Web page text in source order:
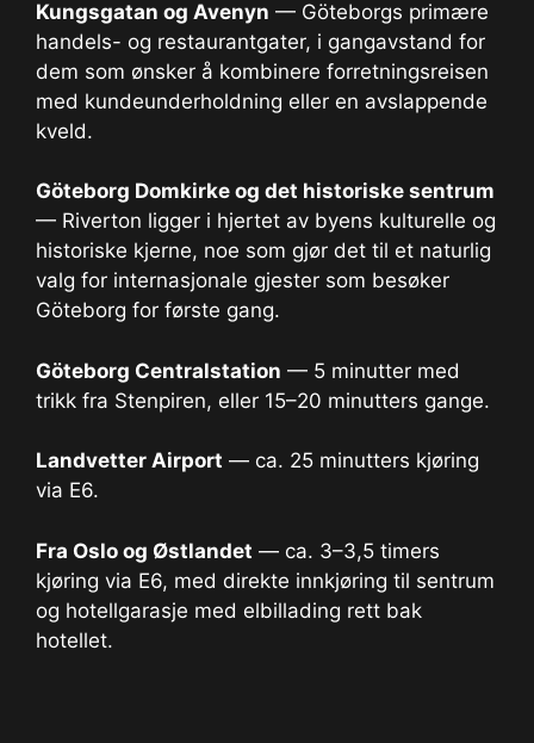
Kungsgatan og Avenyn — Göteborgs primære
handels- og restaurantgater, i gangavstand for
dem som ønsker å kombinere forretningsreisen
med kundeunderholdning eller en avslappende
kveld.
Göteborg Domkirke og det historiske sentrum
— Riverton ligger i hjertet av byens kulturelle og
historiske kjerne, noe som gjør det til et naturlig
valg for internasjonale gjester som besøker
Göteborg for første gang.
Göteborg Centralstation — 5 minutter med
trikk fra Stenpiren, eller 15–20 minutters gange.
Landvetter Airport — ca. 25 minutters kjøring
via E6.
Fra Oslo og Østlandet — ca. 3–3,5 timers
kjøring via E6, med direkte innkjøring til sentrum
og hotellgarasje med elbillading rett bak
hotellet.